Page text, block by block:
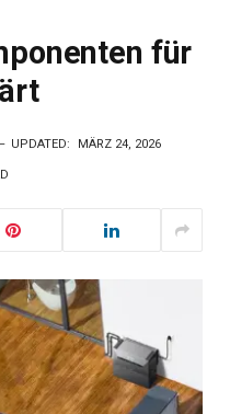
für
UPDATED: MÄRZ 24, 2026